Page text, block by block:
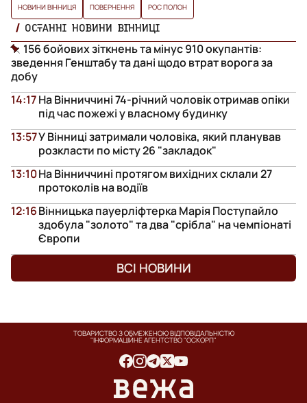
НОВИНИ ВІННИЦЯ ПОВЕРНЕННЯ РОС ПОЛОН
ОСТАННІ НОВИНИ ВІННИЦІ
156 бойових зіткнень та мінус 910 окупантів:
зведення Генштабу та дані щодо втрат ворога за
добу
На Вінниччині 74-річний чоловік отримав опіки
під час пожежі у власному будинку
14:17
У Вінниці затримали чоловіка, який планував
розкласти по місту 26 "закладок"
13:57
На Вінниччині протягом вихідних склали 27
протоколів на водіїв
13:10
Вінницька пауерліфтерка Марія Поступайло
здобула "золото" та два "срібла" на чемпіонаті
Європи
12:16
ВСІ НОВИНИ
ТОВАРИСТВО З ОБМЕЖЕНОЮ ВІДПОВІДАЛЬНІСТЮ
"ІНФОРМАЦІЙНЕ АГЕНТСТВО "ОСКОРП"